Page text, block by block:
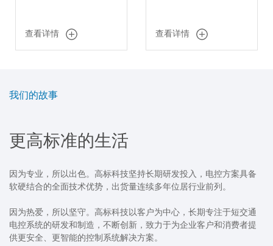
查看详情 查看详情
我们的故事
更高标准的生活
因为专业，所以出色。高标科技坚持长期研发投入，电控方案具备
软硬结合的全面技术优势，出货量连续多年位居行业前列。
因为热爱，所以坚守。高标科技以客户为中心，长期专注于短交通
电控系统的研发和制造，不断创新，致力于为企业客户和消费者提
供更安全、更智能的控制系统解决方案。